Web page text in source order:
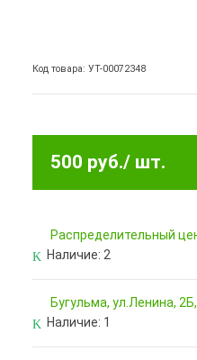
Код товара: УТ-00072348
500 руб./ шт.
Pаспределительный
Наличие: 2
Бугульма, ул.Ленина,
Наличие: 1